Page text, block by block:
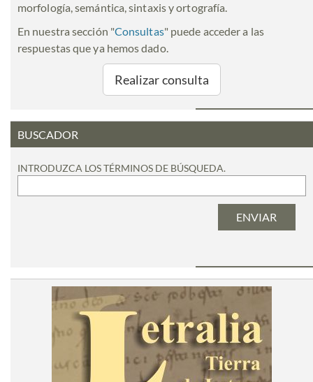
morfología, semántica, sintaxis y ortografía.
En nuestra sección "Consultas" puede acceder a las
respuestas que ya hemos dado.
Realizar consulta
BUSCADOR
INTRODUZCA LOS TÉRMINOS DE BÚSQUEDA.